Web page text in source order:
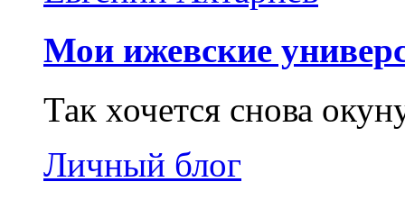
Мои ижевские
Так хочется снова
Личный блог